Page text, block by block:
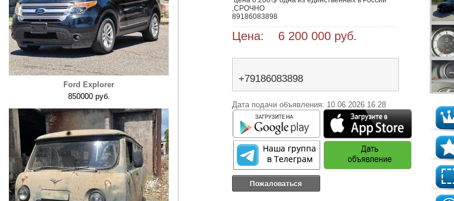
Ford Explorer
850000 руб.
,СРОЧНО
89186083898
Цена: 6 200 000 руб.
+79186083898
Дата подачи объявления: 10.06.2026 16.28
Пожаловаться